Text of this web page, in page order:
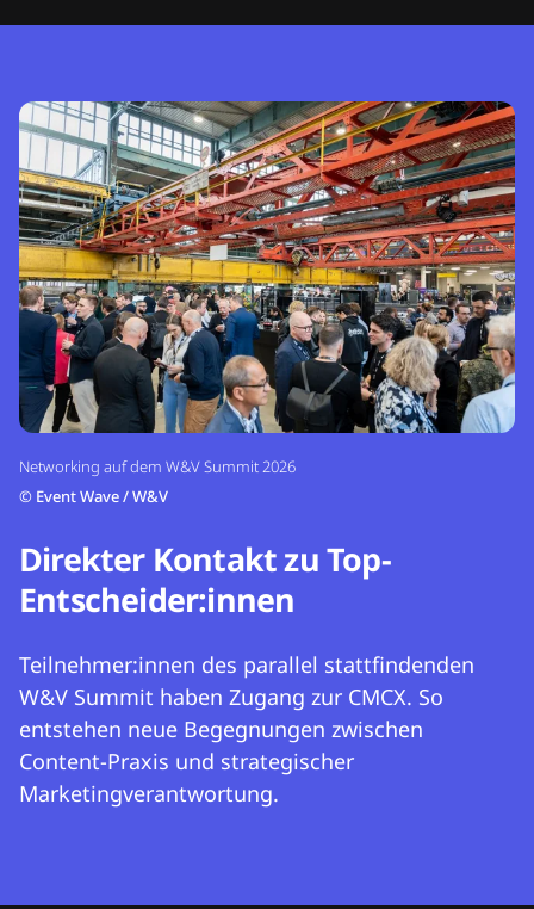
Networking auf dem W&V Summit 2026
© Event Wave / W&V
Direkter Kontakt zu Top-
Entscheider:innen
Teilnehmer:innen des parallel stattfindenden
W&V Summit haben Zugang zur CMCX. So
entstehen neue Begegnungen zwischen
Content-Praxis und strategischer
Marketingverantwortung.